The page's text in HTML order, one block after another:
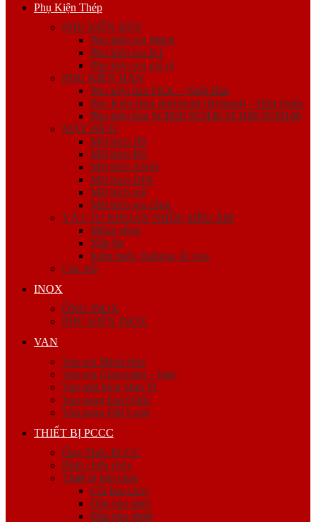
Phụ Kiện Thép
PHỤ KIỆN REN
Phụ kiện ren Mech
Phụ kiện ren K1
Phụ kiện ren giá rẻ
PHỤ KIỆN HÀN
Phụ kiện hàn FKK – Nhật Bản
Phụ Kiện Hàn Jinil bend (Dybend) – Hàn Quốc
Phụ kiện hàn SCH20 SCH40 SCH80 SCH160
MẶT BÍCH
Mặt bích JIS
Mặt bích BS
Mặt bích ANSI
Mặt bích DIN
Mặt bích mù
Mặt bích gia công
VẬT TƯ KHOAN NHỒI, SIÊU ÂM
Măng sông
Nắp bịt
Kẽm buộc, bulong, ốc viss
Cóc nối
INOX
ỐNG INOX
PHỤ KIỆN INOX
VAN
Van ren Minh Hòa
Van ren Giacomini – Italy
Van mặt bích Shin Yi
Van gang hàn Quốc
Van gang Đài Loan
THIẾT BỊ PCCC
Ống Thép PCCC
Bình chữa cháy
Thiết bị báo cháy
Còi báo cháy
Đầu báo khói
Đầu báo nhiệt